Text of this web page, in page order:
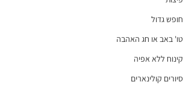
חופש גדול
טו' באב או חג האהבה
קינוח ללא אפיה
סיורים קולינארים